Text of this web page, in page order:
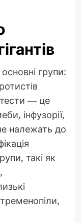
групи:
— це
інфузорії,
належать до
такі як